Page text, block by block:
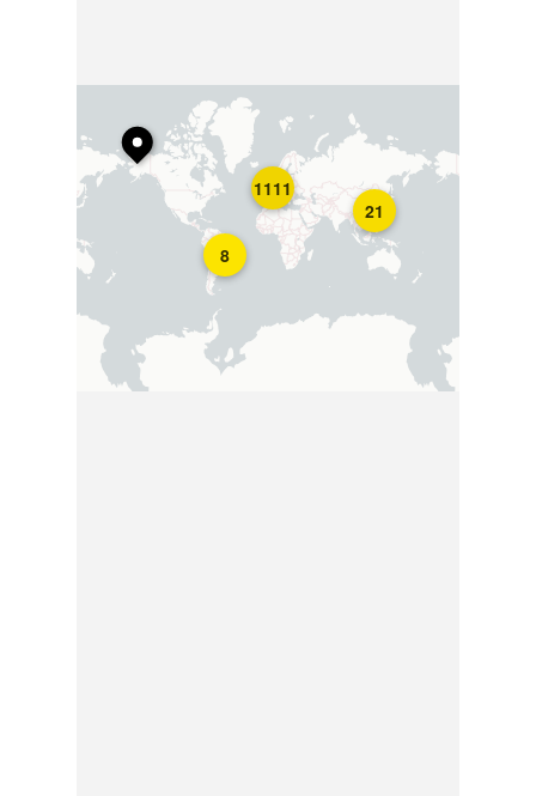
8
21
1111